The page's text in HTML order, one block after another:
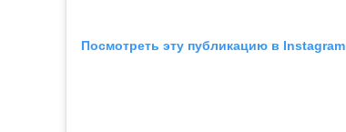
Посмотреть эту публикацию в Instagram